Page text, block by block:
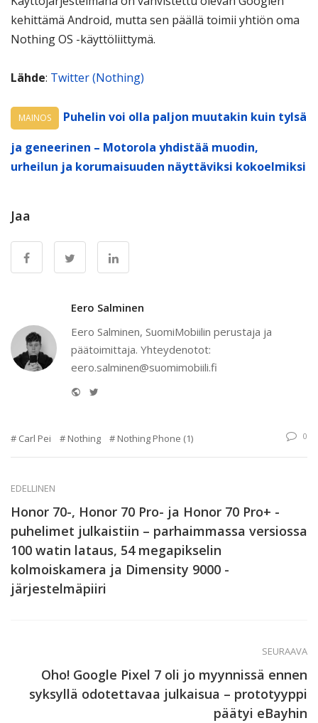
kehittämä Android, mutta sen päällä toimii yhtiön oma
Nothing OS -käyttöliittymä.
Lähde: Twitter (Nothing)
MAINOS
Puhelin voi olla paljon muutakin kuin tylsä
ja geneerinen – Motorola yhdistää muodin,
urheilun ja korumaisuuden näyttäviksi kokoelmiksi
Jaa
Eero Salminen
Eero Salminen, SuomiMobiilin perustaja ja
päätoimittaja. Yhteydenotot:
eero.salminen@suomimobiili.fi
Website
Carl Pei Nothing Nothing Phone (1) 0
EDELLINEN
Honor 70-, Honor 70 Pro- ja Honor 70 Pro+ -
puhelimet julkaistiin – parhaimmassa versiossa
100 watin lataus, 54 megapikselin
kolmoiskamera ja Dimensity 9000 -
järjestelmäpiiri
SEURAAVA
Oho! Google Pixel 7 oli jo myynnissä ennen
syksyllä odotettavaa julkaisua – prototyyppi
päätyi eBayhin